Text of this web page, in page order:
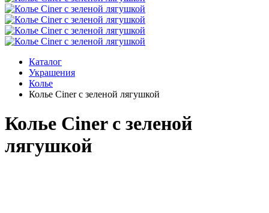
Каталог
Украшения
Колье
Колье Ciner с зеленой лягушкой
Колье Ciner с зеленой
лягушкой